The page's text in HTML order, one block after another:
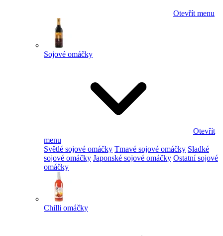
Otevřít menu
Sojové omáčky
Otevřít
menu
Světlé sojové omáčky Tmavé sojové omáčky Sladké
sojové omáčky Japonské sojové omáčky Ostatní sojové
omáčky
Chilli omáčky